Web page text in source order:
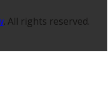
. All rights reserved.